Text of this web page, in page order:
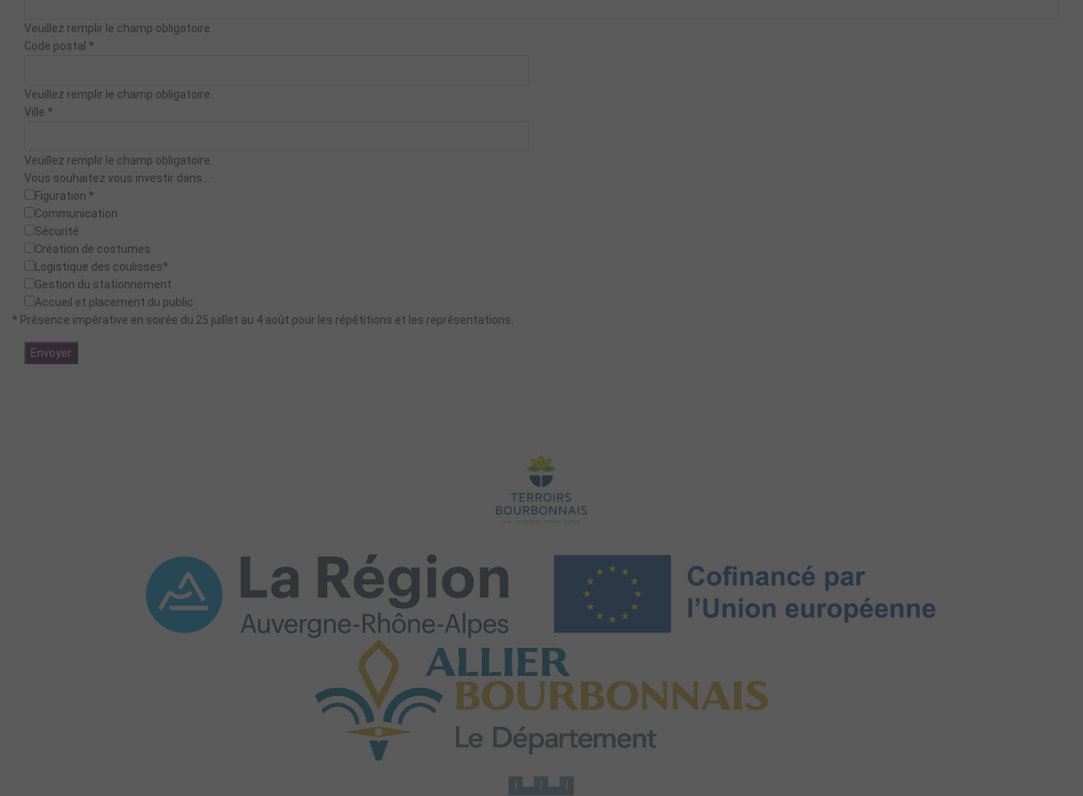
Veuillez remplir le champ obligatoire.
Code postal *
Veuillez remplir le champ obligatoire.
Ville *
Veuillez remplir le champ obligatoire.
Vous souhaitez vous investir dans...
Figuration *
Communication
Sécurité
Création de costumes
Logistique des coulisses*
Gestion du stationnement
Accueil et placement du public
* Présence impérative en soirée du 25 juillet au 4 août pour les répétitions et les représentations.
Envoyer